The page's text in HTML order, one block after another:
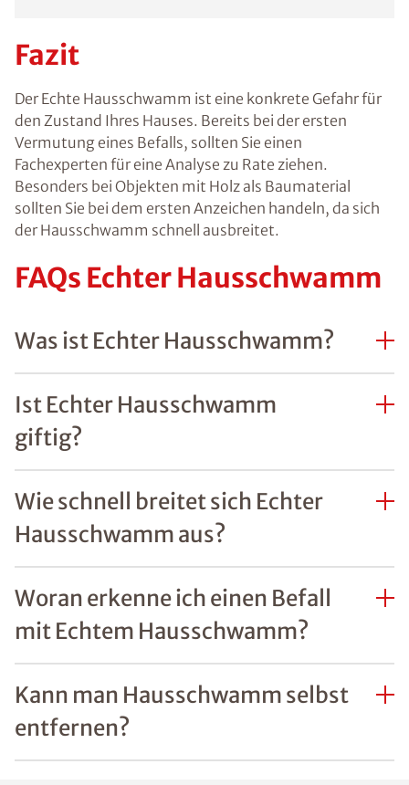
Fazit
Der Echte Hausschwamm ist eine konkrete Gefahr für
den Zustand Ihres Hauses. Bereits bei der ersten
Vermutung eines Befalls, sollten Sie einen
Fachexperten für eine Analyse zu Rate ziehen.
Besonders bei Objekten mit Holz als Baumaterial
sollten Sie bei dem ersten Anzeichen handeln, da sich
der Hausschwamm schnell ausbreitet.
FAQs Echter Hausschwamm
Was ist Echter Hausschwamm?
Ist Echter Hausschwamm
giftig?
Wie schnell breitet sich Echter
Hausschwamm aus?
Woran erkenne ich einen Befall
mit Echtem Hausschwamm?
Kann man Hausschwamm selbst
entfernen?